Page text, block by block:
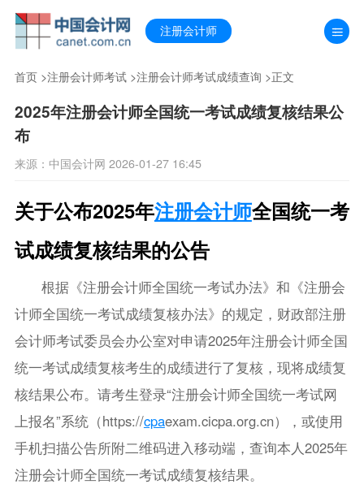
注册会计师
首页>注册会计师考试>注册会计师考试成绩查询 >正文
2025年注册会计师全国统一考试成绩复核结果公
布
来源：中国会计网 2026-01-27 16:45
关于公布2025年注册会计师全国统一考
试成绩复核结果的公告
根据《注册会计师全国统一考试办法》和《注册会
计师全国统一考试成绩复核办法》的规定，财政部注册
会计师考试委员会办公室对申请2025年注册会计师全国
统一考试成绩复核考生的成绩进行了复核，现将成绩复
核结果公布。请考生登录“注册会计师全国统一考试网
上报名”系统（https://cpaexam.cicpa.org.cn），或使用
手机扫描公告所附二维码进入移动端，查询本人2025年
注册会计师全国统一考试成绩复核结果。